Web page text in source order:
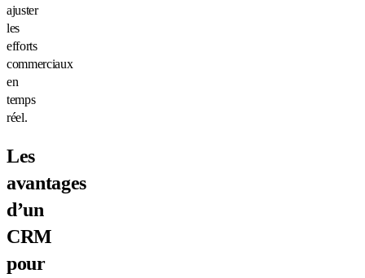
ajuster
les
efforts
commerciaux
en
temps
réel.
Les
avantages
d’un
CRM
pour